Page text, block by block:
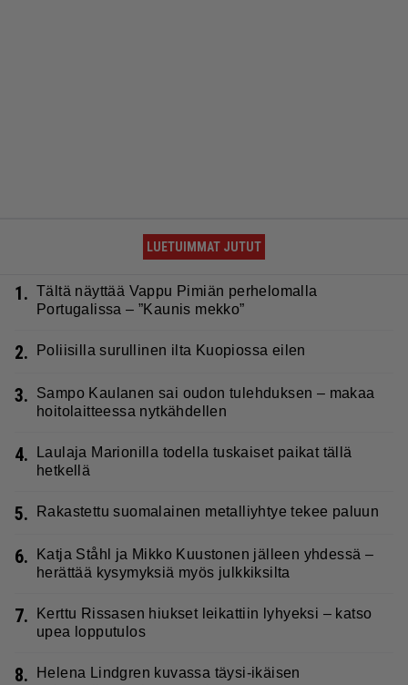
LUETUIMMAT JUTUT
1.
Tältä näyttää Vappu Pimiän perhelomalla
Portugalissa – ”Kaunis mekko”
2. Poliisilla surullinen ilta Kuopiossa eilen
3.
Sampo Kaulanen sai oudon tulehduksen – makaa
hoitolaitteessa nytkähdellen
4.
Laulaja Marionilla todella tuskaiset paikat tällä
hetkellä
5. Rakastettu suomalainen metalliyhtye tekee paluun
6.
Katja Ståhl ja Mikko Kuustonen jälleen yhdessä –
herättää kysymyksiä myös julkkiksilta
7.
Kerttu Rissasen hiukset leikattiin lyhyeksi – katso
upea lopputulos
8.
Helena Lindgren kuvassa täysi-ikäisen